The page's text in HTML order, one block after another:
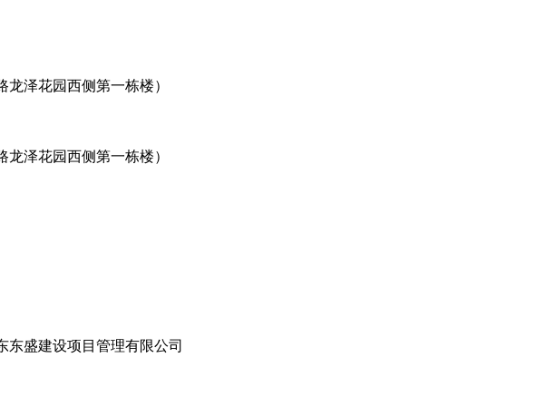
泽花园西侧第一栋楼）
泽花园西侧第一栋楼）
盛建设项目管理有限公司